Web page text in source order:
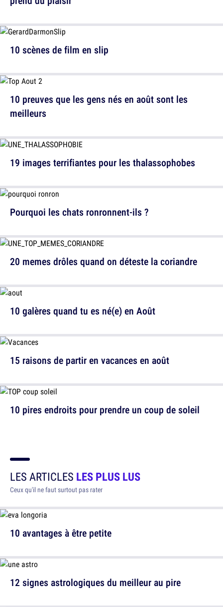
10 scènes de film en slip
19 images terrifiantes pour les thalassophobes
20 memes drôles quand on déteste la coriandre
15 raisons de partir en vacances en août
10 preuves que les gens nés en août sont les
meilleurs
Pourquoi les chats ronronnent-ils ?
10 galères quand tu es né(e) en Août
10 pires endroits pour prendre un coup de soleil
LES ARTICLES LES PLUS LUS
Ceux qu'il ne faut surtout pas rater
10 avantages à être petite
12 signes astrologiques du meilleur au pire